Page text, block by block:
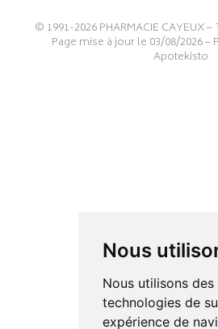
Nous
Nous utilisons
technologies de
expérience de
© 1991-2026PHARMACIE CAYEUX–
Page mise à jour le 03/08/2026 –
Apotekisto